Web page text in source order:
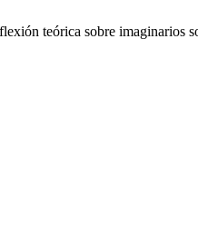
teórica sobre imaginarios